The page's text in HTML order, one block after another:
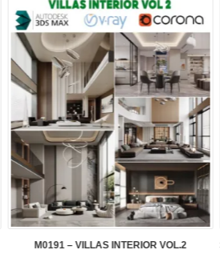
M0191 – VILLAS INTERIOR VOL.2